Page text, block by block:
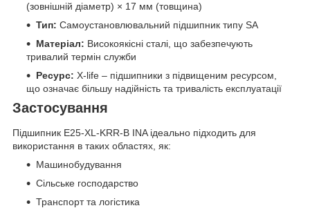
(зовнішній діаметр) × 17 мм (товщина)
Тип: Самоустановлювальний підшипник типу SA
Матеріал: Високоякісні сталі, що забезпечують
тривалий термін служби
Ресурс: X-life – підшипники з підвищеним ресурсом,
що означає більшу надійність та тривалість експлуатації
Застосування
Підшипник E25-XL-KRR-B INA ідеально підходить для
використання в таких областях, як:
Машинобудування
Сільське господарство
Транспорт та логістика